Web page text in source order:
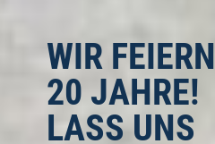
WIR FEIERN
20 JAHRE!
LASS UNS